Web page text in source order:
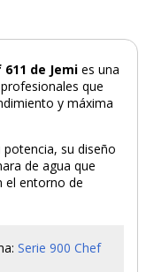
de Jemi es una
que
y máxima
su diseño
de agua que
el entorno de
Serie 900 Chef